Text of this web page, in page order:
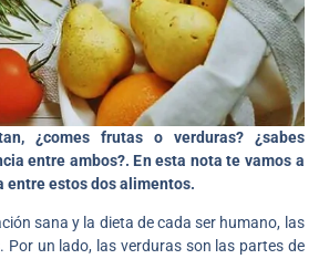
¿comes frutas o verduras? ¿sabes
entre ambos?. En esta nota te vamos a
entre estos dos alimentos.
sana y la dieta de cada ser humano, las
Por un lado, las verduras son las partes de